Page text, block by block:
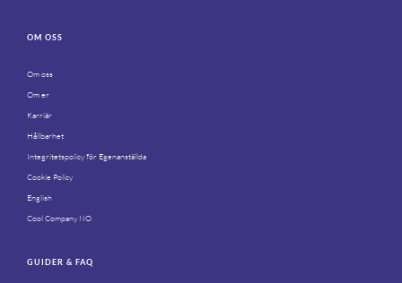
OM OSS
Om oss
Om er
Karriär
Hållbarhet
Integritetspolicy för Egenanställda
Cookie Policy
English
Cool Company NO
GUIDER & FAQ